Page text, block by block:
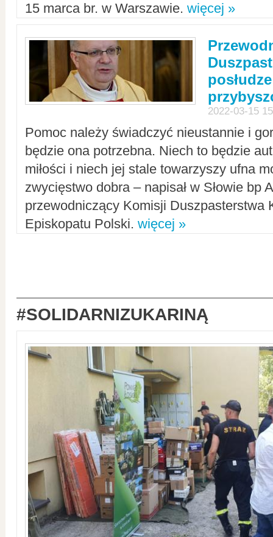
15 marca br. w Warszawie. więcej »
2022-03-15
Pomoc należy świadczyć nieustannie i
będzie ona potrzebna. Niech to będzie
miłości i niech jej stale towarzyszy ufna
zwycięstwo dobra – napisał w Słowie bp
przewodniczący Komisji Duszpasterstwa
Episkopatu Polski. więcej »
#SOLIDARNIZUKARINĄ